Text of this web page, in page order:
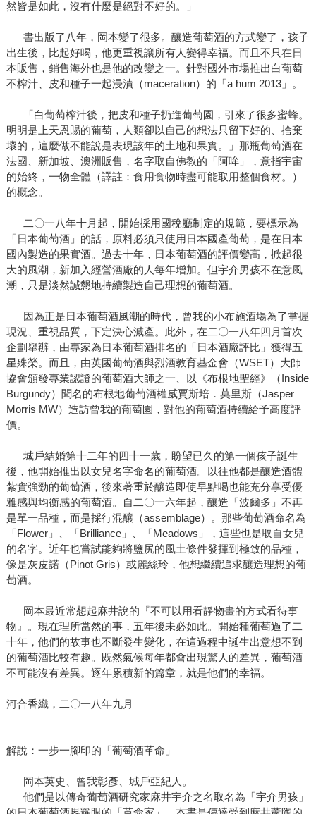
然皆是如此，沒有什麼是絕對不好的。」
書出版了八年，岡本變了很多。釀造葡萄酒的方式變了，孩子
出生後，比起好喝，他更重視讓所有人變得幸福。而且不只在日
本販售，銷售海外也是他的改變之一。針對國外市場推出白葡萄
不榨汁、皮和種子一起浸漬（maceration）的「a hum 2013」。
「白葡萄榨汁後，把皮和種子扔進葡萄園，引來了很多蜜蜂。
明明是上天恩賜的葡萄，人類卻以自己的想法只留下好的、捨棄
壞的，這麼做不能說是表現該年的土地和果實。」那瓶葡萄酒在
法國、新加坡、澳洲販售，名字取自佛教的「阿哞」，意指宇宙
的始終，一物全體（譯註：食用食物時盡可能取用整個食材。）
的概念。
二〇一八年十月起，開始採用國稅廳制定的規範，要標示為
「日本葡萄酒」的話，原料必須只使用日本國產葡萄，是在日本
國內製造的果實酒。過去十年，日本葡萄酒的評價變高，掀起很
大的風潮，新加入經營酒廠的人每年增加。但宇介男孩不在意風
潮，只是淡然誠懇地持續製造自己理想的葡萄酒。
因為正是日本葡萄酒風潮的時代，曾我的小布施酒場為了掌握
現況、重視品質，下定決心減產。此外，在二〇一八年四月首次
企劃舉辦，由專家為日本葡萄酒排名的「日本酒廠評比」獲得五
星殊榮。而且，由英國葡萄酒與烈酒教育基金會（WSET）大師
協會頒發專業認證的葡萄酒大師之一、以《布根地聖經》（Inside
Burgundy）聞名的布根地葡萄酒權威賈斯培．莫里斯（Jasper
Morris MW）造訪曾我的葡萄園，對他的葡萄酒持續給予高度評
價。
城戶結婚第十二年的四十一歲，盼望已久的第一個孩子誕生
後，他開始推出以女兒名字命名的葡萄酒。以往他都是釀造酒體
紮實強勁的葡萄酒，後來著重於釀造即使早點喝也能充分享受優
雅感與均衡感的葡萄酒。自二〇一六年起，釀造「波爾多」不再
是單一品種，而是採行混釀（assemblage）。那些葡萄酒命名為
「Flower」、「Brilliance」、「Meadows」，這些也是取自女兒
的名字。近年也嘗試能夠將鹽尻的風土條件發揮到極致的品種，
像是灰皮諾（Pinot Gris）或麗絲玲，他想繼續追求釀造理想的葡
萄酒。
岡本最近常想起麻井說的『不可以用看靜物畫的方式看待事
物』。現在理所當然的事，五年後未必如此。開始種葡萄過了二
十年，他們的故事也不斷發生變化，在這過程中誕生出意想不到
的葡萄酒比較有趣。既然氣候每年都會出現驚人的差異，葡萄酒
不可能沒有差異。逐年累積新的篇章，就是他們的幸福。
河合香織，二〇一八年九月
解說：一步一腳印的「葡萄酒革命」
岡本英史、曾我彰彥、城戶亞紀人。
他們是以傳奇葡萄酒研究家麻井宇介之名取名為「宇介男孩」